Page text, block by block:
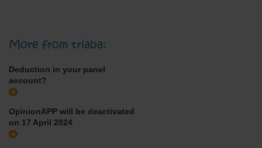
More from triaba:
Deduction in your panel
account?
OpinionAPP will be deactivated
on 17 April 2024